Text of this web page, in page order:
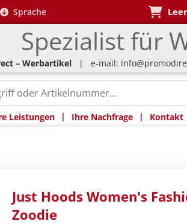
Spezialist für
Sprache Leer
– Werbartikel | e-mail:
Leistungen | Ihre Nachfrage | Kontakt
Just Hoods Women's
Zoodie